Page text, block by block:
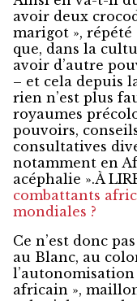
avoir deux
marigot », répété
que, dans la
avoir d’autre
– et cela depuis
rien n’est plus
royaumes
pouvoirs,
consultatives
notamment en
acéphalie ».À
combattants
mondiales ?
Ce n’est donc
au Blanc, au
africain »,